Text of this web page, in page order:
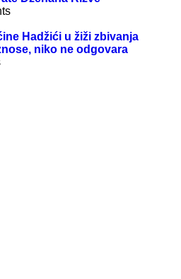
Hadžići u žiži zbivanja
niko ne odgovara